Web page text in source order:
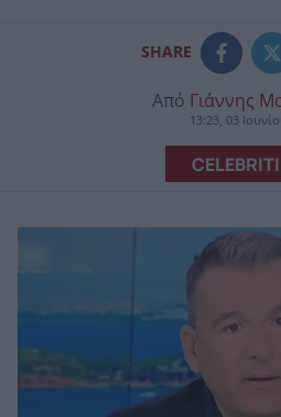
SHARE
Από Γιάννης
13:23, 03